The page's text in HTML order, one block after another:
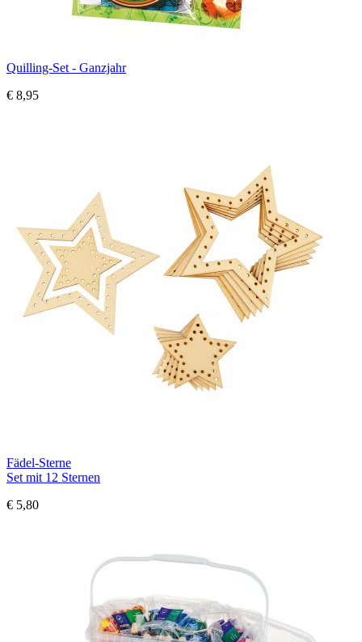
Quilling-Set - Ganzjahr
€ 8,95
Fädel-Sterne
Set mit 12 Sternen
€ 5,80